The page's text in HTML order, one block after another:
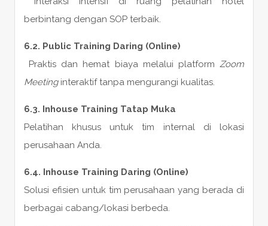
berbintang dengan SOP terbaik.
6.2. Public Training Daring (Online)
Praktis dan hemat biaya melalui platformZoom
Meetinginteraktif tanpa mengurangi kualitas.
6.3. Inhouse Training Tatap Muka
Pelatihan khusus untuk tim internal di lokasi
perusahaan Anda.
6.4. Inhouse Training Daring (Online)
Solusi efisien untuk tim perusahaan yang berada di
berbagai cabang/lokasi berbeda.